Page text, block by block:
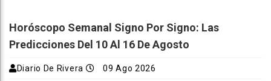
Horóscopo Semanal Signo Por Signo: Las
Predicciones Del 10 Al 16 De Agosto
Diario De Rivera 09 Ago 2026